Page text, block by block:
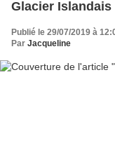
Glacier Islandais
Publié le 29/07/2019 à
Par Jacqueline